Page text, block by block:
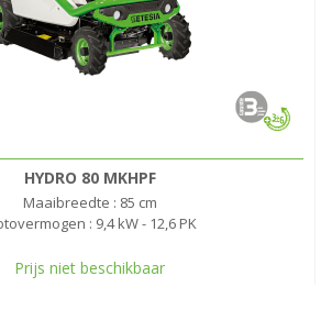
HYDRO 80 MKHPF
Maaibreedte : 85 cm
: 9,4 kW - 12,6 PK
Prijs niet beschikbaar